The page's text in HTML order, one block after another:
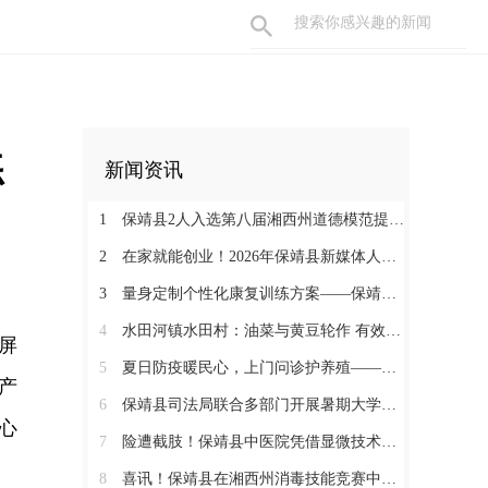
新闻资讯
1 保靖县2人入选第八届湘西州道德模范提名奖
2 在家就能创业！2026年保靖县新媒体人才技能培训开启 助力家乡好物出圈
3 量身定制个性化康复训练方案——保靖县人民医院助力发育迟缓患儿顺利入托
4 水田河镇水田村：油菜与黄豆轮作 有效助农增收
5 夏日防疫暖民心，上门问诊护养殖——保靖县葫芦镇开展畜禽防疫服务
6 保靖县司法局联合多部门开展暑期大学生志愿者送法护童活动
7 险遭截肢！保靖县中医院凭借显微技术攻坚克难，为重度右手毁损伤患者保全手部核心功能
8 喜讯！保靖县在湘西州消毒技能竞赛中获佳绩